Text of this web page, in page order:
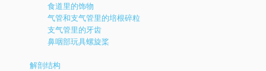
食道里的饰物
气管和支气管里的培根碎粒
支气管里的牙齿
鼻咽部玩具螺旋桨
解剖结构